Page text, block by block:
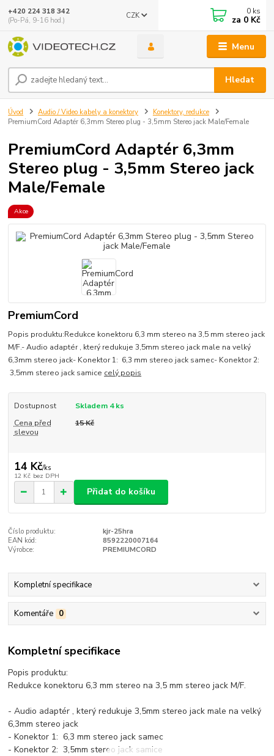
Menu
CZK
Hledat
+420 224 318 342
(Po-Pá, 9-16 hod.)
0 ks
za 0 Kč
Úvod Audio / Video kabely a konektory
Konektory, redukce
PremiumCord Adaptér 6,3mm Stereo plug - 3,5mm Stereo jack Male/Female
PremiumCord Adaptér 6,3mm
Stereo plug - 3,5mm Stereo jack
Male/Female
Akce
PremiumCord
Popis produktu:Redukce konektoru 6,3 mm stereo na 3,5 mm stereo jack
M/F.- Audio adaptér , který redukuje 3,5mm stereo jack male na velký
6,3mm stereo jack- Konektor 1: 6,3 mm stereo jack samec- Konektor 2:
3,5mm stereo jack samice celý popis
Dostupnost
Skladem 4 ks
Cena před
slevou
15 Kč
14 Kč/ks
12 Kč bez DPH
Přidat do košíku
Číslo produktu:
kjr-25hra
EAN kód:
8592220007164
Výrobce:
PREMIUMCORD
Kompletní specifikace
Komentáře 0
Kompletní specifikace
Popis produktu:
Redukce konektoru 6,3 mm stereo na 3,5 mm stereo jack M/F.
- Audio adaptér , který redukuje 3,5mm stereo jack male na velký
6,3mm stereo jack
- Konektor 1: 6,3 mm stereo jack samec
- Konektor 2: 3,5mm stereo jack samice